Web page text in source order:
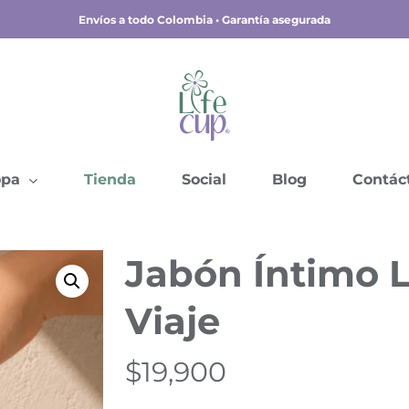
Envíos a todo Colombia • Garantía asegurada
Tienda Social Blog
Jabón Íntimo
Viaje
$19,900